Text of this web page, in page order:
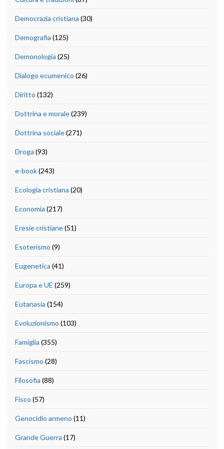
Democrazia cristiana (30)
Demografia (125)
Demonologia (25)
Dialogo ecumenico (26)
Diritto (132)
Dottrina e morale(239)
Dottrina sociale(271)
Droga (93)
e-book(243)
Ecologia cristiana (20)
Economia (217)
Eresie cristiane(51)
Esoterismo (9)
Eugenetica (41)
Europa e UE (259)
Eutanasia (154)
Evoluzionismo (103)
Famiglia (355)
Fascismo (28)
Filosofia (88)
Fisco (57)
Genocidio armeno (11)
Grande Guerra (17)